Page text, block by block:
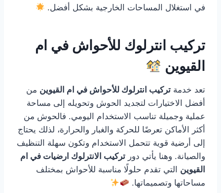
في استغلال المساحات الخارجية بشكل أفضل.
تركيب انترلوك للأحواش في ام
القيوين
تعد خدمة تركيب انترلوك للأحواش في ام القيوين من
أفضل الاختيارات لتجديد الحوش وتحويله إلى مساحة
عملية وجميلة تناسب الاستخدام اليومي. فالحوش من
أكثر الأماكن تعرضًا للحركة والغبار والحرارة، لذلك يحتاج
إلى أرضية قوية تتحمل الاستخدام وتكون سهلة التنظيف
والصيانة. وهنا يأتي دور تركيب الانترلوك ارضيات في ام
القيوين التي تقدم حلولًا مناسبة للأحواش بمختلف
مساحاتها وتصميماتها.